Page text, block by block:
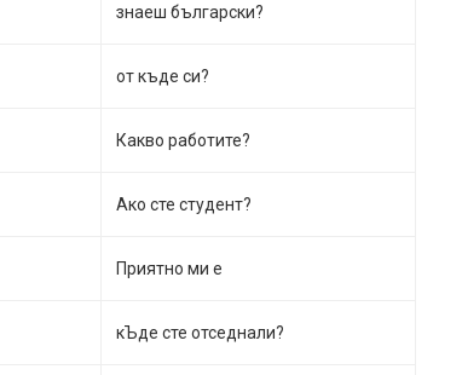
знаеш български?
от къде си?
Какво работите?
Ако сте студент?
Приятно ми е
кЪде сте отседнали?